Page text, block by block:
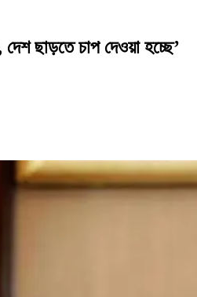
ছাড়তে চাপ দেওয়া হচ্ছে’